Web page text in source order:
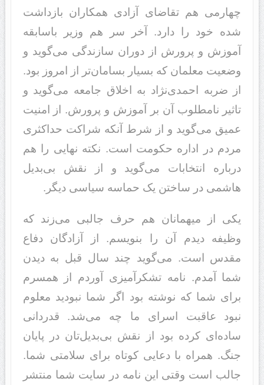
چهارمی هم تقاضای آزادی همکاران بازداشت
شده خود را دارد. آخر سر هم وزیر باسابقه
آموزش و پرورش از دوران سازندگی می‌گوید و
وضعیت معلمان که بسیار بسامان‌تر از امروز بود.
از ضربه احمدی‌نژاد به اخلاق جامعه می‌گوید و
تاثیر نامطلوب آن بر آموزش و پرورش. از امنیت
عمیق می‌گوید و از شرط آنکه شراکت حداکثری
مردم در اداره حکومت است. نکته نهایی را هم
درباره انتخابات می‌گوید و از نقش بی‌بدیل
هاشمی در ساختن یک حماسه سیاسی دیگر.
یکی از میهمانان هم حرف جالبی می‌زند که
وظیفه دیدم آن را بنویسم. از آزادگان دفاع
مقدس است. می‌گوید چند سال قبل به دیدن
شما آمدم. نامه‌ تشکرآمیزی آوردم از همسرم
برای شما که نوشته بود اگر شما نبودید معلوم
نبود عاقبت اسرای ما چه می‌شد. قدردانی
ساده‌ای کرده بود از نقش بی‌بدیل‌تان در پایان
جنگ. همراه با دعایی کوتاه برای سلامتی شما.
جالب است وقتی این نامه در سایت شما منتشر